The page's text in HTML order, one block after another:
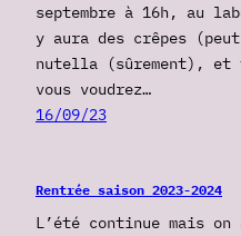
septembre à 16h, au
y aura des crêpes
nutella (sûrement), et
vous voudrez…
16/09/23
Rentrée saison 2023-2024
L’été continue mais on